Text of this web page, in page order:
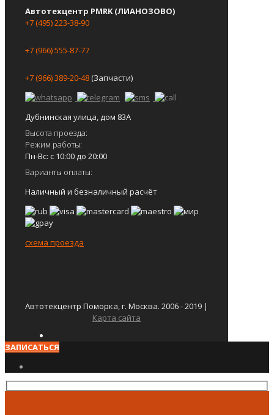
Автотехцентр PMRK (ЛИАНОЗОВО)
+7 (495) 223-38-90
+7 (966) 555-87-77
+7 (966) 389-20-48(Запчасти)
Дубнинская улица, дом 83А
Высота проезда:
Режим работы:
Пн-Вс: с 10:00 до 20:00
Варианты оплаты:
Наличный и безналичный расчёт
схема проезда
Автотехцентр Поморка, г. Москва. 2006 - 2019 |
Карта сайта
ЗАПИСАТЬСЯ